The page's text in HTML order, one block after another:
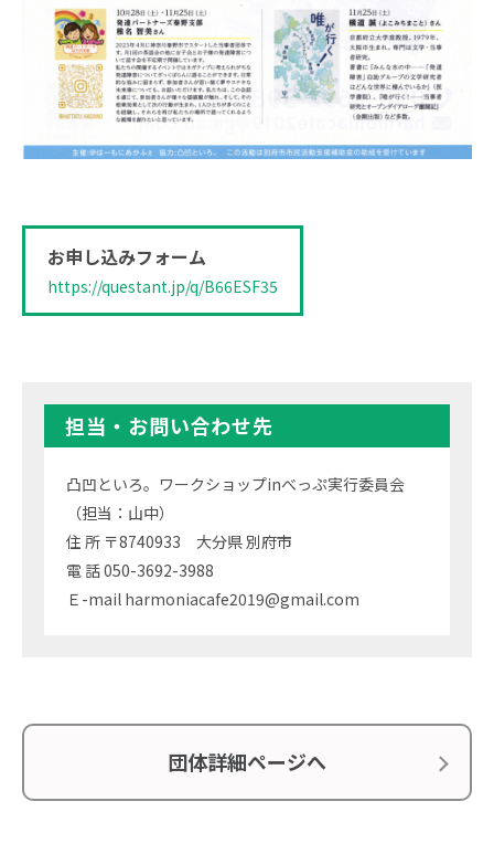
お申し込みフォーム
https://questant.jp/q/B66ESF35
担当・お問い合わせ先
凸凹といろ。ワークショップinべっぷ実行委員会
（担当：山中）
住 所 〒8740933 大分県 別府市
電 話 050-3692-3988
Ｅ-mail harmoniacafe2019@gmail.com
団体詳細ページへ